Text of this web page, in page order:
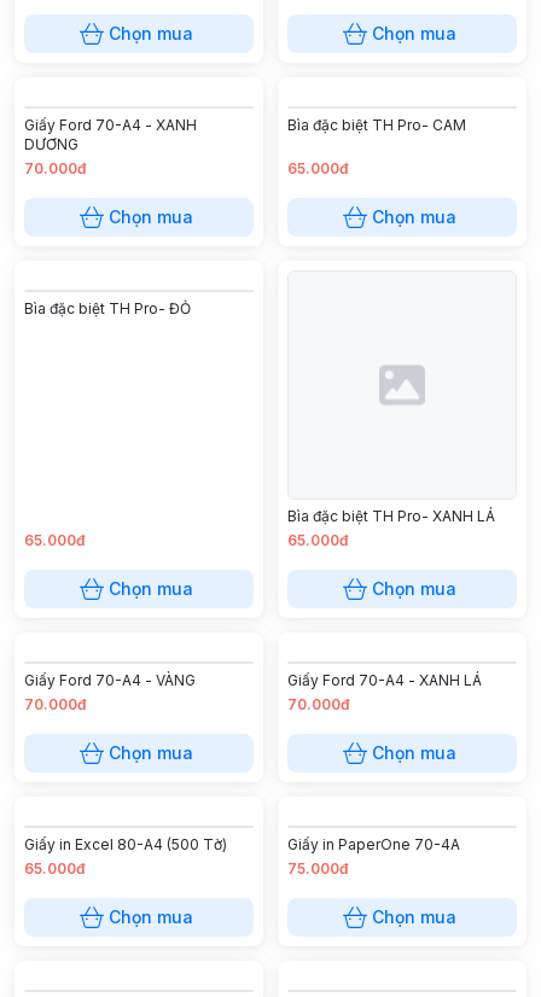
Chọn mua Chọn mua
Giấy Ford 70-A4 - XANH
DƯƠNG
70.000đ
Chọn mua
Bìa đặc biệt TH Pro- CAM
65.000đ
Chọn mua
Bìa đặc biệt TH Pro- ĐỎ
65.000đ
Chọn mua
Bìa đặc biệt TH Pro- XANH LÁ
65.000đ
Chọn mua
Giấy Ford 70-A4 - VÀNG
70.000đ
Chọn mua
Giấy Ford 70-A4 - XANH LÁ
70.000đ
Chọn mua
Giấy in Excel 80-A4 (500 Tờ)
65.000đ
Chọn mua
Giấy in PaperOne 70-4A
75.000đ
Chọn mua